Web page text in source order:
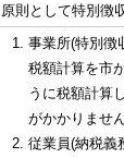
原則として特別徴
事業所(特別徴
税額計算を市
うに税額計算
がかかりません
従業員(納税義